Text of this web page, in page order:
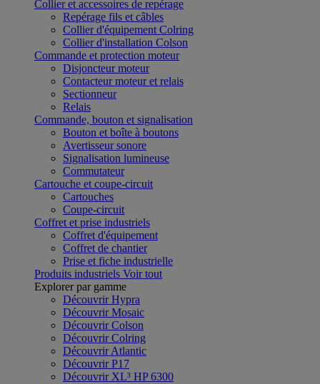
Collier et accessoires de repérage
Repérage fils et câbles
Collier d'équipement Colring
Collier d'installation Colson
Commande et protection moteur
Disjoncteur moteur
Contacteur moteur et relais
Sectionneur
Relais
Commande, bouton et signalisation
Bouton et boîte à boutons
Avertisseur sonore
Signalisation lumineuse
Commutateur
Cartouche et coupe-circuit
Cartouches
Coupe-circuit
Coffret et prise industriels
Coffret d'équipement
Coffret de chantier
Prise et fiche industrielle
Produits industriels Voir tout
Explorer par gamme
Découvrir Hypra
Découvrir Mosaic
Découvrir Colson
Découvrir Colring
Découvrir Atlantic
Découvrir P17
Découvrir XL³ HP 6300